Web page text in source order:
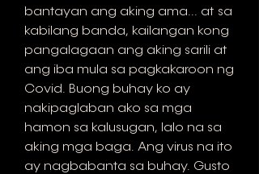
bantayan ang aking ama... at sa
kabilang banda, kailangan kong
pangalagaan ang aking sarili at
ang iba mula sa pagkakaroon ng
Covid. Buong buhay ko ay
nakipaglaban ako sa mga
hamon sa kalusugan, lalo na sa
aking mga baga. Ang virus na ito
ay nagbabanta sa buhay. Gusto